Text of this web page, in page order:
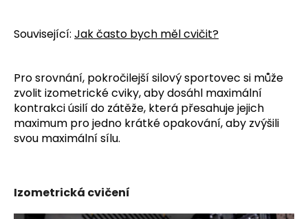
Související: Jak často bych měl cvičit?
Pro srovnání, pokročilejší silový sportovec si může
zvolit izometrické cviky, aby dosáhl maximální
kontrakci úsilí do zátěže, která přesahuje jejich
maximum pro jedno krátké opakování, aby zvýšili
svou maximální sílu.
Izometrická cvičení